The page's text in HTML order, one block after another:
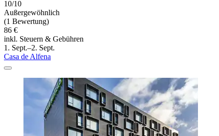
10/10
Außergewöhnlich
(1 Bewertung)
86 €
inkl. Steuern & Gebühren
1. Sept.–2. Sept.
Casa de Alfena